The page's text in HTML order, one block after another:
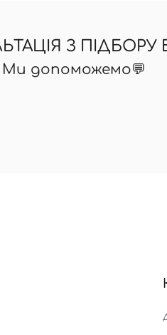
З ПІДБОРУ
Ми допоможемо💬